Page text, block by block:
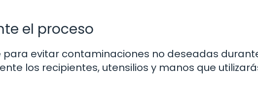
el proceso
para evitar contaminaciones no deseadas
los recipientes, utensilios y manos que